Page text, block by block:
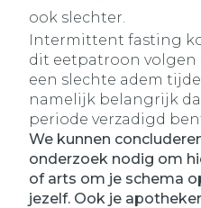
ook slechter.
Intermittent fasting
dit eetpatroon volgen
een slechte adem
namelijk belangrijk
periode verzadigd
We kunnen
onderzoek nodig om
of arts om je schema
jezelf. Ook je